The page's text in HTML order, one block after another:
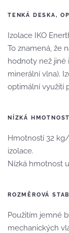
TENKÁ DESKA,
Izolace IKO
To znamená, že
hodnoty než jiné
minerální vlna).
optimální využití
NÍZKÁ HMOTNOST
Hmotností 32
izolace.
Nízká hmotnost
ROZMĚROVÁ
Použitím jemné
mechanických